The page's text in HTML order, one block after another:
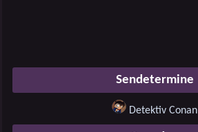
Sendetermine
Detektiv Conan